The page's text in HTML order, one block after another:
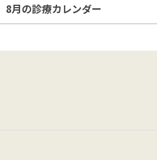
8月の診療カレンダー